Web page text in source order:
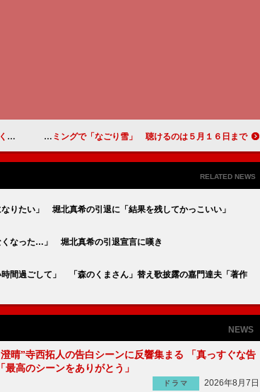
新垣結衣、ハミングで「なごり雪」 聴けるのは５月１６日まで
RELATED NEWS
りたい」 堀北真希の引退に「結果を残してかっこいい」
くなった…」 堀北真希の引退宣言に嘆き
間過ごして」 「森のくまさん」替え歌披露の嘉門達夫「著作
NEWS
澄晴”寺西拓人の告白シーンに反響集まる 「真っすぐな告
最高のシーンをありがとう」
ドラマ
2026年8月7日